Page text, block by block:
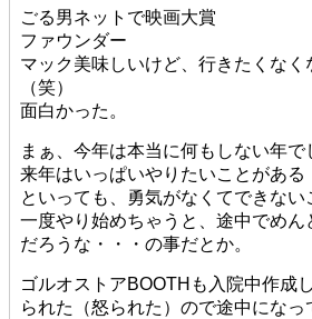
ごる男ネットで映画大賞
ファウンダー
マック美味しいけど、行きたくなく
（笑）
面白かった。
まぁ、今年は本当に何もしない年で
来年はいっぱいやりたいことがある
といっても、勇気がなくてできない
一度やり始めちゃうと、途中でめん
だろうな・・・の事だとか。
ゴルオストアBOOTHも入院中作成
られた（怒られた）ので途中になっ